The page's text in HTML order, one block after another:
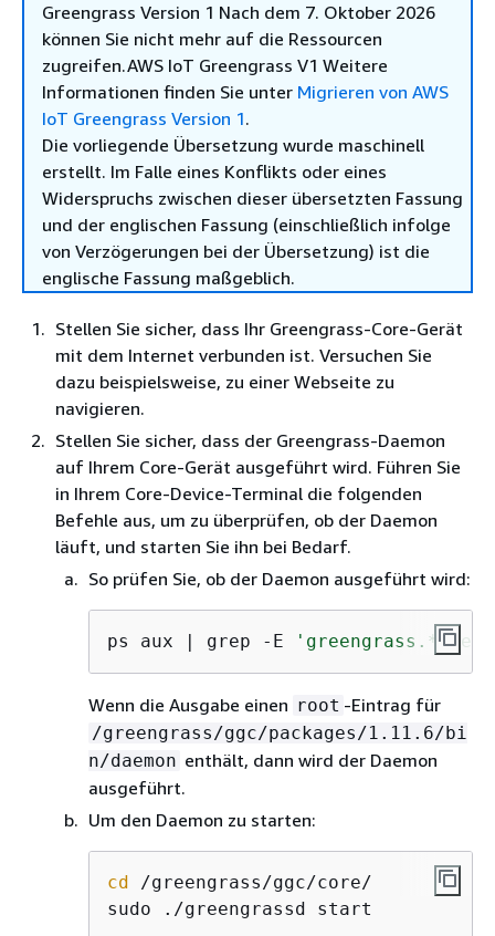
Greengrass Version 1 Nach dem 7. Oktober 2026
können Sie nicht mehr auf die Ressourcen
zugreifen.AWS IoT Greengrass V1 Weitere
Informationen finden Sie unter Migrieren von AWS
IoT Greengrass Version 1.
Die vorliegende Übersetzung wurde maschinell
erstellt. Im Falle eines Konflikts oder eines
Widerspruchs zwischen dieser übersetzten Fassung
und der englischen Fassung (einschließlich infolge
von Verzögerungen bei der Übersetzung) ist die
englische Fassung maßgeblich.
Stellen Sie sicher, dass Ihr Greengrass-Core-Gerät
mit dem Internet verbunden ist. Versuchen Sie
dazu beispielsweise, zu einer Webseite zu
navigieren.
Stellen Sie sicher, dass der Greengrass-Daemon
auf Ihrem Core-Gerät ausgeführt wird. Führen Sie
in Ihrem Core-Device-Terminal die folgenden
Befehle aus, um zu überprüfen, ob der Daemon
läuft, und starten Sie ihn bei Bedarf.
So prüfen Sie, ob der Daemon ausgeführt wird:
ps aux | grep -E
Wenn die Ausgabe einen root -Eintrag für
/greengrass/ggc/packages/1.11.6/bi
n/daemon enthält, dann wird der Daemon
ausgeführt.
Um den Daemon zu starten:
cd /greengrass/ggc/core/
sudo ./greengrassd start